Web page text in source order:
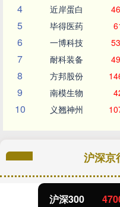
4 近岸蛋白
5 毕得医药
6 一博科技
7 耐科装备
8 方邦股份
9 南模生物
10 义翘神州
沪深京
沪深300